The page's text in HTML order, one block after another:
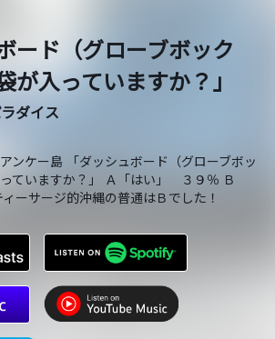
ード（グローブボック
が入っていますか？」
ダイス
ンケー島 「ダッシュボード（グローブボッ
ていますか？」 Ａ「はい」 ３９％ Ｂ
ィーサージ的沖縄の普通はＢでした！